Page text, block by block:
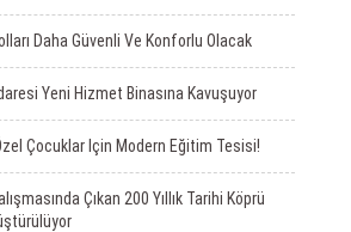
Daha Güvenli Ve Konforlu Olacak
Yeni Hizmet Binasına Kavuşuyor
Çocuklar Için Modern Eğitim Tesisi!
Çıkan 200 Yıllık Tarihi Köprü